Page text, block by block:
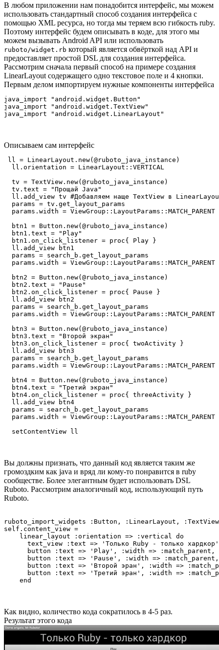
В любом приложении нам понадобится интерфейс, мы можем
использовать стандартный способ создания интерфейса с
помощью XML ресурса, но тогда мы теряем всю гибкость ruby.
Поэтому интерфейс будем описывать в коде, для этого мы
можем вызывать Android API или использовать
ruboto/widget.rb который является обвёрткой над API и
предоставляет простой DSL для создания интерфейса.
Рассмотрим сначала первый способ на примере создания
LinearLayout содержащего одно текстовое поле и 4 кнопки.
Первым делом импортируем нужные компоненты интерфейса
java_import "android.widget.Button"
java_import "android.widget.TextView"
Описываем сам интерфейс
ll = LinearLayout.new(@ruboto_java_instance)
  ll.orientation = LinearLayout::VERTICAL
  tv = TextView.new(@ruboto_java_instance)
  tv.text = "Прощай Java"
ll.add_view tv #Добавляем наще TextView в
  params = tv.get_layout_params
  params.width = ViewGroup::LayoutParams::MATCH_PARENT
  btn1 = Button.new(@ruboto_java_instance)
  btn1.text = "Play"
  btn1.on_click_listener = proc{ Play }
  ll.add_view btn1
  params = search_b.get_layout_params
  params.width = ViewGroup::LayoutParams::MATCH_PARENT
  btn2 = Button.new(@ruboto_java_instance)
  btn2.text = "Pause"
  btn2.on_click_listener = proc{ Pause }
  ll.add_view btn2
  params = search_b.get_layout_params
  params.width = ViewGroup::LayoutParams::MATCH_PARENT
  btn3 = Button.new(@ruboto_java_instance)
  btn3.text = "Второй экран"
  btn3.on_click_listener = proc{ twoActivity }
  ll.add_view btn3
  params = search_b.get_layout_params
  params.width = ViewGroup::LayoutParams::MATCH_PARENT
  btn4 = Button.new(@ruboto_java_instance)
  btn4.text = "Третий экран"
  btn4.on_click_listener = proc{ threeActivity }
  ll.add_view btn4
  params = search_b.get_layout_params
  params.width = ViewGroup::LayoutParams::MATCH_PARENT
Вы должны признать, что данный код является таким же
громоздким как java и вряд ли кому-то понравится в ruby
сообществе. Более элегантным будет использовать DSL
Ruboto. Рассмотрим аналогичный код, использующий путь
Ruboto.
ruboto_import_widgets :Button, :LinearLayout, :TextView
self.content_view =
    linear_layout :orientation => :vertical do
text_view :text => 'Только Ruby - только
button :text => 'Play', :width =>
button :text => 'Pause', :width =>
button :text => 'Второй эран', :width =>
button :text => 'Третий эран', :width =>
Как видно, количество кода сократилось в 4-5 раз.
Результат этого кода